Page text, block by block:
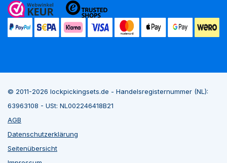
© 2011-2026 lockpickingsets.de - Handelsregisternummer (NL):
63963108 - USt: NL002246418B21
AGB
Datenschutzerklärung
Seitenübersicht